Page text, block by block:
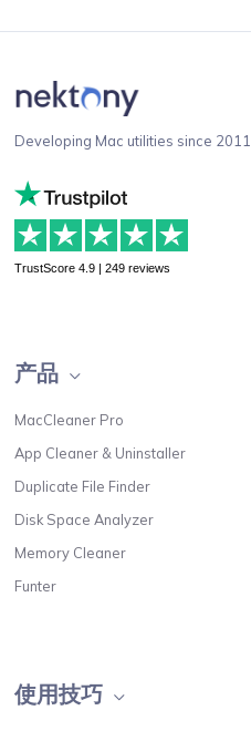
Developing Mac utilities since 2011
TrustScore 4.9 | 249 reviews
产品
MacCleaner Pro
App Cleaner & Uninstaller
Duplicate File Finder
Disk Space Analyzer
Memory Cleaner
Funter
使用技巧